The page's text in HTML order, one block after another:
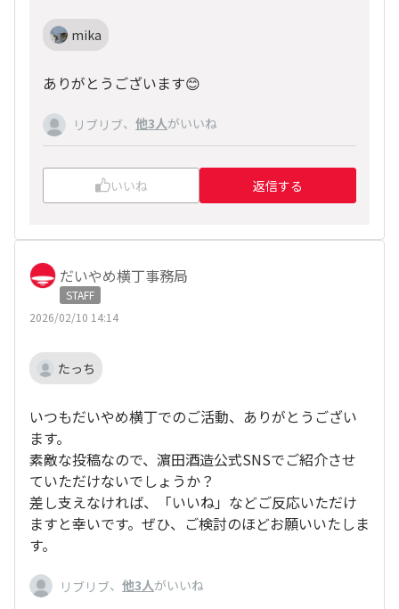
mika
ありがとうございます😊
リブリブ、 他3人がいいね
いいね 返信する
だいやめ横丁事務局
STAFF
2026/02/10 14:14
たっち
いつもだいやめ横丁でのご活動、ありがとうござい
ます。
素敵な投稿なので、濵田酒造公式SNSでご紹介させ
ていただけないでしょうか？
差し支えなければ、「いいね」などご反応いただけ
ますと幸いです。ぜひ、ご検討のほどお願いいたしま
す。
リブリブ、 他3人がいいね